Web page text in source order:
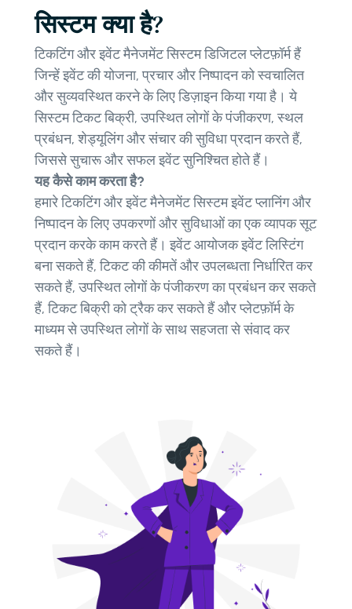
सिस्टम क्या है?
टिकटिंग और इवेंट मैनेजमेंट सिस्टम डिजिटल प्लेटफ़ॉर्म हैं
जिन्हें इवेंट की योजना, प्रचार और निष्पादन को स्वचालित
और सुव्यवस्थित करने के लिए डिज़ाइन किया गया है। ये
सिस्टम टिकट बिक्री, उपस्थित लोगों के पंजीकरण, स्थल
प्रबंधन, शेड्यूलिंग और संचार की सुविधा प्रदान करते हैं,
जिससे सुचारू और सफल इवेंट सुनिश्चित होते हैं।
यह कैसे काम करता है?
हमारे टिकटिंग और इवेंट मैनेजमेंट सिस्टम इवेंट प्लानिंग और
निष्पादन के लिए उपकरणों और सुविधाओं का एक व्यापक सूट
प्रदान करके काम करते हैं। इवेंट आयोजक इवेंट लिस्टिंग
बना सकते हैं, टिकट की कीमतें और उपलब्धता निर्धारित कर
सकते हैं, उपस्थित लोगों के पंजीकरण का प्रबंधन कर सकते
हैं, टिकट बिक्री को ट्रैक कर सकते हैं और प्लेटफ़ॉर्म के
माध्यम से उपस्थित लोगों के साथ सहजता से संवाद कर
सकते हैं।